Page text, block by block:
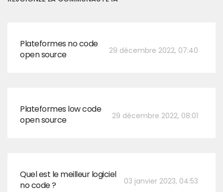
29 décembre 2022, 07:40
Plateformes no code
open source
29 décembre 2022, 08:01
Plateformes low code
open source
03 janvier 2023, 04:53
Quel est le meilleur logiciel
no code ?